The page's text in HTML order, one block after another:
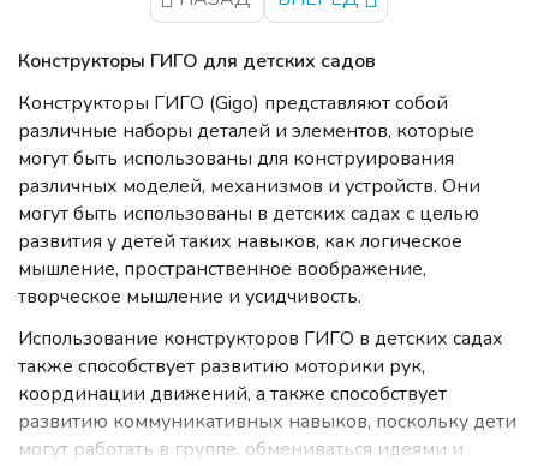
Конструкторы ГИГО для детских садов
Конструкторы ГИГО (Gigo) представляют собой
различные наборы деталей и элементов, которые
могут быть использованы для конструирования
различных моделей, механизмов и устройств. Они
могут быть использованы в детских садах с целью
развития у детей таких навыков, как логическое
мышление, пространственное воображение,
творческое мышление и усидчивость.
Использование конструкторов ГИГО в детских садах
также способствует развитию моторики рук,
координации движений, а также способствует
развитию коммуникативных навыков, поскольку дети
могут работать в группе, обмениваться идеями и